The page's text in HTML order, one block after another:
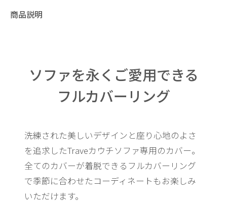
商品説明
ソファを永くご愛用できる
フルカバーリング
洗練された美しいデザインと座り心地のよさ
を追求したTraveカウチソファ専用のカバー。
全てのカバーが着脱できるフルカバーリング
で季節に合わせたコーディネートもお楽しみ
いただけます。